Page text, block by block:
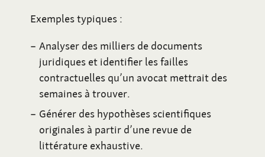
Exemples typiques :
Analyser des milliers de documents
juridiques et identifier les failles
contractuelles qu’un avocat mettrait des
semaines à trouver.
Générer des hypothèses scientifiques
originales à partir d’une revue de
littérature exhaustive.